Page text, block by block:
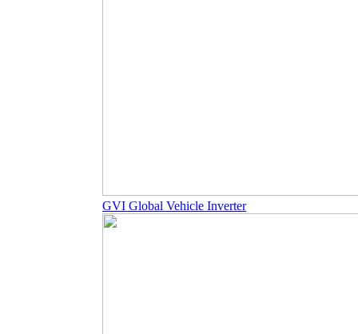
GVI Global Vehicle Inverter